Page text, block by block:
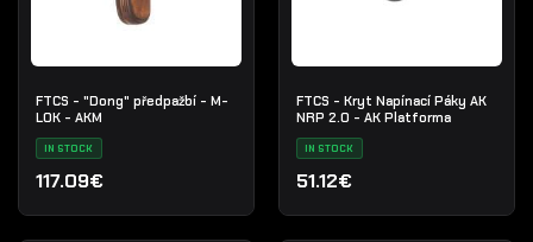
FTCS - "Dong" předpažbí - M-
LOK - AKM
IN STOCK
117.09€
FTCS - Kryt Napínací Páky AK
NRP 2.0 - AK Platforma
IN STOCK
51.12€